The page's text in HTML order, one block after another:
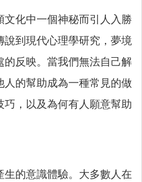
化中一個神秘而引人入勝
說到現代心理學研究，夢境
的反映。當我們無法自己解
人的幫助成為一種常見的做
，以及為何有人願意幫助
生的意識體驗。大多數人在